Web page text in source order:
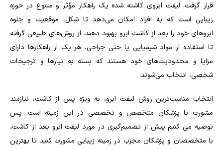
قرار گرفت. لیفت ابروی کاشته شده یک راهکار مؤثر و متنوع در حوزه
زیبایی است که به افراد امکان می‌دهد تا شکل، موقعیت و جلوه
ابروهای خود را بعد از کاشت ابرو بهبود دهند. از روش‌های طبیعی گرفته
تا استفاده از مواد شیمیایی یا حتی جراحی، هر یک از راهکارها دارای
مزایا و محدودیت‌های خود هستند که بسته به نیازها و ترجیحات
شخصی، انتخاب می‌شوند.
انتخاب مناسب‌ترین روش لیفت ابرو، به ویژه پس از کاشت، نیازمند
مشورت با پزشکان متخصص و تخصصی در این زمینه است. پس
توصیه می کنیم پیش از تصمیم‌گیری در مورد لیفت ابرو بعد از کاشت،
با متخصصان و پزشکان مجرب در زمینه زیبایی مشورت کنید تا بهترین